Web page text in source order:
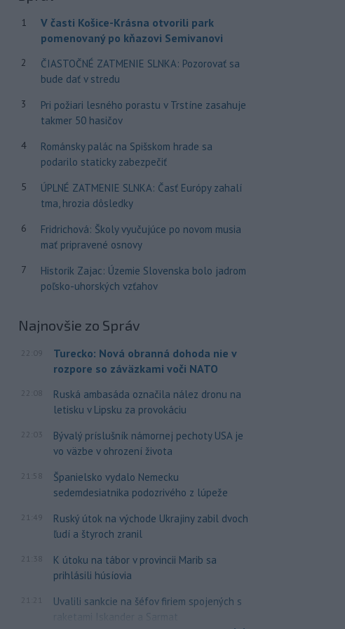
1
V časti Košice-Krásna otvorili park
pomenovaný po kňazovi Semivanovi
2
ČIASTOČNÉ ZATMENIE SLNKA: Pozorovať sa
bude dať v stredu
3
Pri požiari lesného porastu v Trstíne zasahuje
takmer 50 hasičov
4
Románsky palác na Spišskom hrade sa
podarilo staticky zabezpečiť
5
ÚPLNÉ ZATMENIE SLNKA: Časť Európy zahalí
tma, hrozia dôsledky
6
Fridrichová: Školy vyučujúce po novom musia
mať pripravené osnovy
7
Historik Zajac: Územie Slovenska bolo jadrom
poľsko-uhorských vzťahov
Najnovšie zo Správ
22:09
Turecko: Nová obranná dohoda nie v
rozpore so záväzkami voči NATO
22:08
Ruská ambasáda označila nález dronu na
letisku v Lipsku za provokáciu
22:03
Bývalý príslušník námornej pechoty USA je
vo väzbe v ohrození života
21:58
Španielsko vydalo Nemecku
sedemdesiatnika podozrivého z lúpeže
21:49
Ruský útok na východe Ukrajiny zabil dvoch
ľudí a štyroch zranil
21:38
K útoku na tábor v provincii Marib sa
prihlásili húsíovia
Uvalili sankcie na šéfov firiem spojených s
raketami Iskander a Sarmat